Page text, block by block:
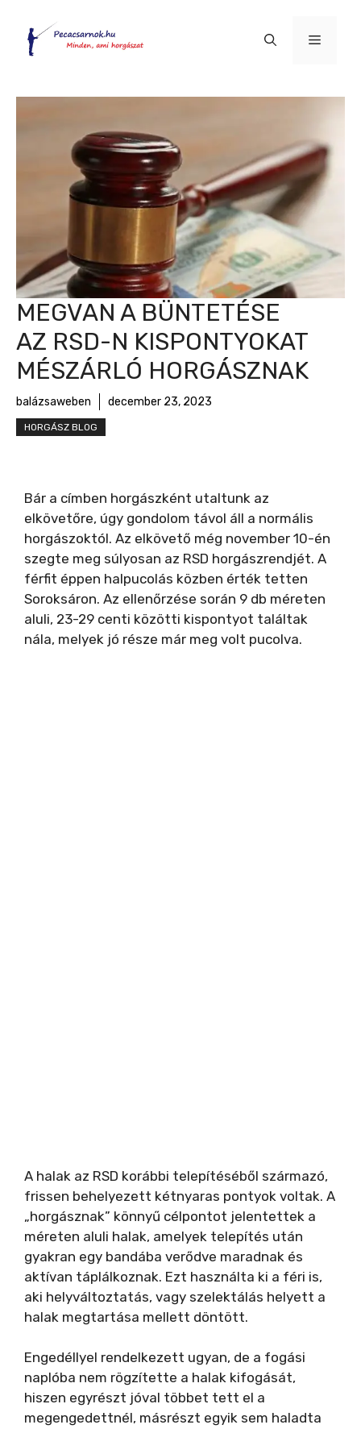
tartalomba
Menü
MEGVAN A BÜNTETÉSE
AZ RSD-N KISPONTYOKAT
MÉSZÁRLÓ HORGÁSZNAK
balázsaweben december 23, 2023
HORGÁSZ BLOG
Bár a címben horgászként utaltunk az
elkövetőre, úgy gondolom távol áll a normális
horgászoktól. Az elkövető még november 10-én
szegte meg súlyosan az RSD horgászrendjét. A
férfit éppen halpucolás közben érték tetten
Soroksáron. Az ellenőrzése során 9 db méreten
aluli, 23-29 centi közötti kispontyot találtak
nála, melyek jó része már meg volt pucolva.
A halak az RSD korábbi telepítéséből származó,
frissen behelyezett kétnyaras pontyok voltak. A
„horgásznak” könnyű célpontot jelentettek a
méreten aluli halak, amelyek telepítés után
gyakran egy bandába verődve maradnak és
aktívan táplálkoznak. Ezt használta ki a féri is,
aki helyváltoztatás, vagy szelektálás helyett a
halak megtartása mellett döntött.
Engedéllyel rendelkezett ugyan, de a fogási
naplóba nem rögzítette a halak kifogását,
hiszen egyrészt jóval többet tett el a
megengedettnél, másrészt egyik sem haladta